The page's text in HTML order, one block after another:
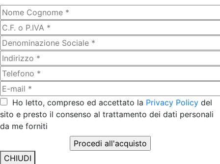
Ho letto, compreso ed accettato la Privacy Policy del
sito e presto il consenso al trattamento dei dati personali
da me forniti
CHIUDI